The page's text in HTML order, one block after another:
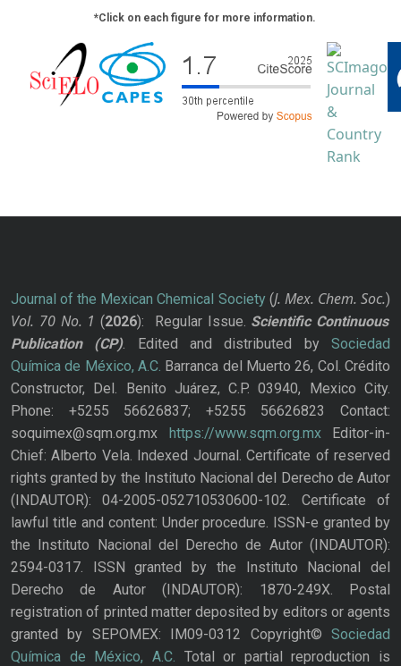
*Click on each figure for more information.
Journal of the Mexican Chemical Society(J. Mex. Chem. Soc.)
Vol. 70 No. 1 (2026): Regular Issue. Scientific Continuous
Publication
(CP). Edited and distributed bySociedad
Química de México, A.C. Barranca del Muerto 26, Col. Crédito
Constructor, Del. Benito Juárez, C.P. 03940, Mexico City.
Phone: +5255 56626837; +5255 56626823 Contact:
soquimex@sqm.org.mx https://www.sqm.org.mxEditor-in-
Chief: Alberto Vela. Indexed Journal. Certificate of reserved
rights granted by the Instituto Nacional del Derecho de Autor
(INDAUTOR): 04-2005-052710530600-102. Certificate of
lawful title and content: Under procedure. ISSN-e granted by
the Instituto Nacional del Derecho de Autor (INDAUTOR):
2594-0317. ISSN granted by the Instituto Nacional del
Derecho de Autor (INDAUTOR): 1870-249X. Postal
registration of printed matter deposited by editors or agents
granted by SEPOMEX: IM09-0312 Copyright© Sociedad
Química de México, A.C. Total or partial reproduction is